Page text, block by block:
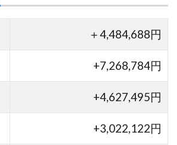
＋4,484,688円
+7,268,784円
+4,627,495円
+3,022,122円